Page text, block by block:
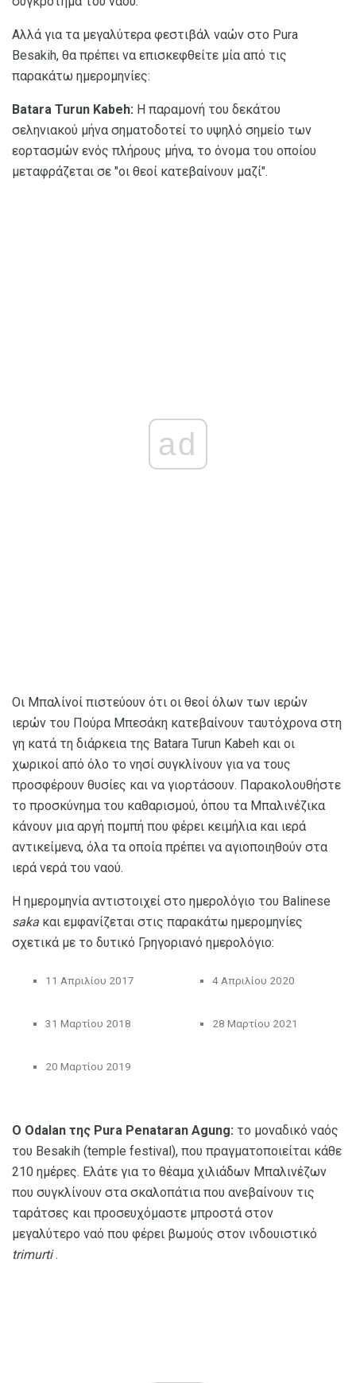
Αλλά για τα μεγαλύτερα φεστιβάλ ναών στο Pura
Besakih, θα πρέπει να επισκεφθείτε μία από τις
παρακάτω ημερομηνίες:
Batara Turun Kabeh: Η παραμονή του δεκάτου
σεληνιακού μήνα σηματοδοτεί το υψηλό σημείο των
εορτασμών ενός πλήρους μήνα, το όνομα του οποίου
μεταφράζεται σε "οι θεοί κατεβαίνουν μαζί".
ad
Οι Μπαλίνοί πιστεύουν ότι οι θεοί όλων των ιερών
ιερών του Πούρα Μπεσάκη κατεβαίνουν ταυτόχρονα στη
γη κατά τη διάρκεια της Batara Turun Kabeh και οι
χωρικοί από όλο το νησί συγκλίνουν για να τους
προσφέρουν θυσίες και να γιορτάσουν. Παρακολουθήστε
το προσκύνημα του καθαρισμού, όπου τα Μπαλινέζικα
κάνουν μια αργή πομπή που φέρει κειμήλια και ιερά
αντικείμενα, όλα τα οποία πρέπει να αγιοποιηθούν στα
ιερά νερά του ναού.
Η ημερομηνία αντιστοιχεί στο ημερολόγιο του Balinese
saka και εμφανίζεται στις παρακάτω ημερομηνίες
σχετικά με το δυτικό Γρηγοριανό ημερολόγιο:
11 Απριλίου 2017 4 Απριλίου 2020
31 Μαρτίου 2018 28 Μαρτίου 2021
20 Μαρτίου 2019
Ο Odalan της Pura Penataran Agung: το μοναδικό ναός
του Besakih (temple festival), που πραγματοποιείται κάθε
210 ημέρες. Ελάτε για το θέαμα χιλιάδων Μπαλινέζων
που συγκλίνουν στα σκαλοπάτια που ανεβαίνουν τις
ταράτσες και προσευχόμαστε μπροστά στον
μεγαλύτερο ναό που φέρει βωμούς στον ινδουιστικό
trimurti.